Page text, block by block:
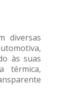
diversas
às suas
térmica,